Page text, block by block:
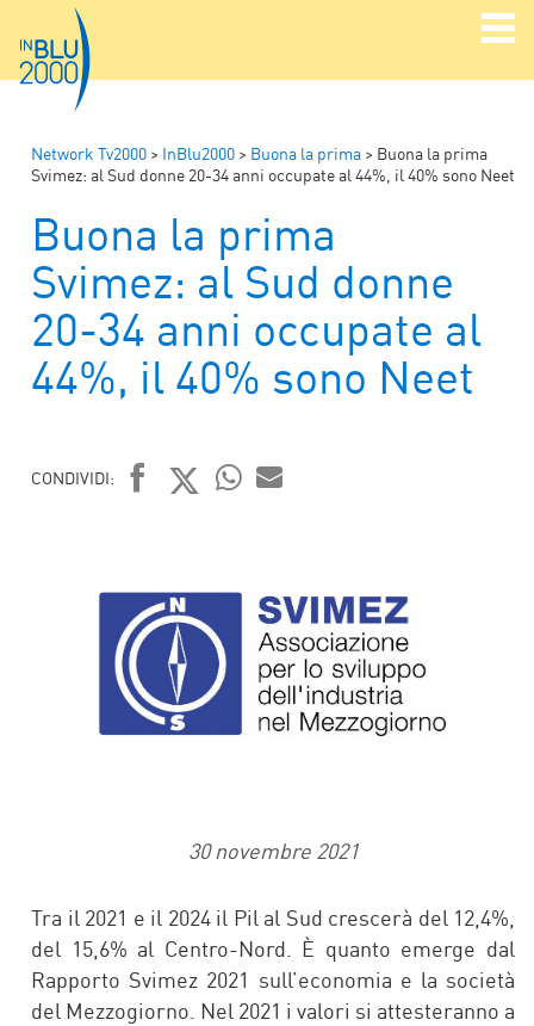
Network Tv2000 > InBlu2000 > Buona la prima > Buona la prima
Svimez: al Sud donne 20-34 anni occupate al 44%, il 40% sono Neet
Buona la prima
Svimez: al Sud donne
20-34 anni occupate al
44%, il 40% sono Neet
CONDIVIDI:
30 novembre 2021
Tra il 2021 e il 2024 il Pil al Sud crescerà del 12,4%,
del 15,6% al Centro-Nord. È quanto emerge dal
Rapporto Svimez 2021 sull’economia e la società
del Mezzogiorno. Nel 2021 i valori si attesteranno a